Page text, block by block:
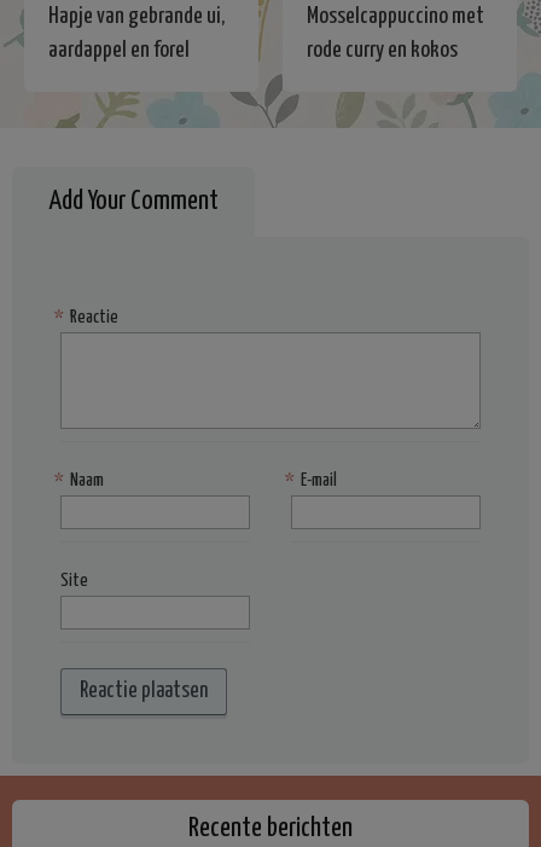
Hapje van gebrande ui,
aardappel en forel
Mosselcappuccino met
rode curry en kokos
Add Your Comment
Reactie
*
Naam
* E-mail
*
Site
Recente berichten